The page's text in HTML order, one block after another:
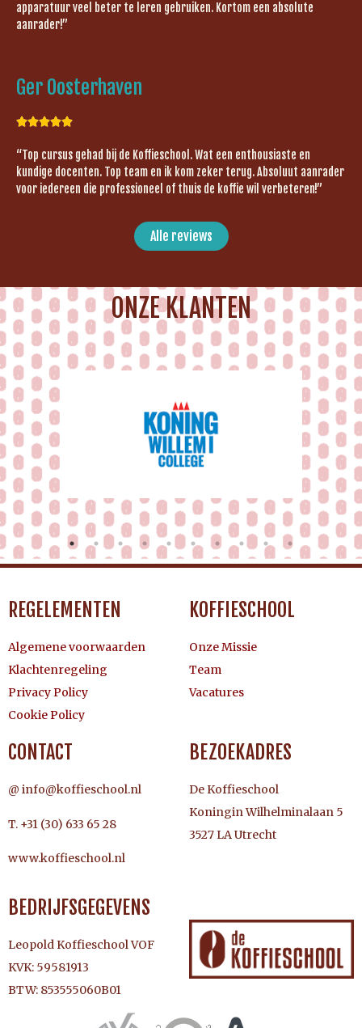
apparatuur veel beter te leren gebruiken. Kortom een absolute
aanrader!”
Ger Oosterhaven

“Top cursus gehad bij de Koffieschool. Wat een enthousiaste en
kundige docenten. Top team en ik kom zeker terug. Absoluut aanrader
voor iedereen die professioneel of thuis de koffie wil verbeteren!”
Alle reviews
ONZE KLANTEN
REGELEMENTEN
Algemene voorwaarden
Klachtenregeling
Privacy Policy
Cookie Policy
KOFFIESCHOOL
Onze Missie
Team
Vacatures
CONTACT
@ info@koffieschool.nl
T. +31 (30) 633 65 28
www.koffieschool.nl
BEZOEKADRES
De Koffieschool
Koningin Wilhelminalaan 5
3527 LA Utrecht
BEDRIJFSGEGEVENS
Leopold Koffieschool VOF
KVK: 59581913
BTW: 853555060B01